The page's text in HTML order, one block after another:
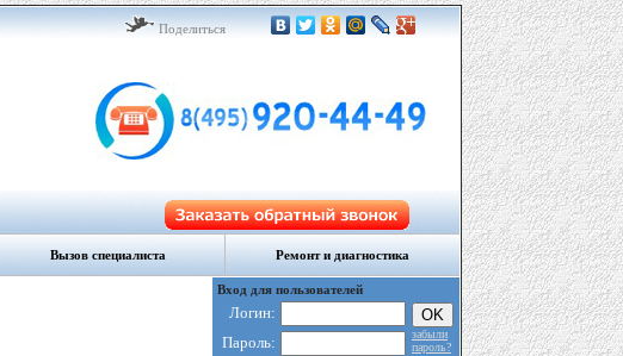
Поделиться
Вызов специалиста Ремонт и диагностика
Вход для пользователей
Логин:
Пароль:
забыли
пароль?